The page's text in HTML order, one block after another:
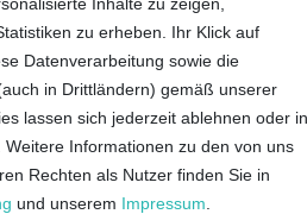
zu erheben. Ihr Klick auf
Datenverarbeitung sowie die
in Drittländern) gemäß unserer
lassen sich jederzeit ablehnen oder in
Informationen zu den von uns
Rechten als Nutzer finden Sie in
und unserem Impressum
Service